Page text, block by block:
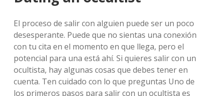
El proceso de salir con alguien puede ser un poco
desesperante. Puede que no sientas una conexión
con tu cita en el momento en que llega, pero el
potencial para una está ahí. Si quieres salir con un
ocultista, hay algunas cosas que debes tener en
cuenta. Ten cuidado con lo que preguntas Uno de
los primeros pasos para salir con un ocultista es